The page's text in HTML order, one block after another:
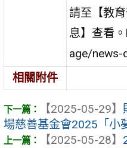
請至【教
息】查看
age/news-
相關附件
【2025-05-29】
場慈善基金會2025「小
【2025-05-28】